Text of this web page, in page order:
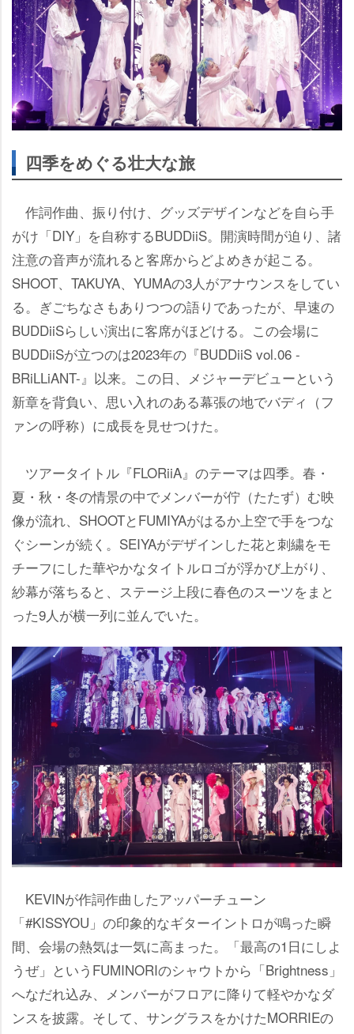
四季をめぐる壮大な旅
作詞作曲、振り付け、グッズデザインなどを自ら手
がけ「DIY」を自称するBUDDiiS。開演時間が迫り、諸
注意の音声が流れると客席からどよめきが起こる。
SHOOT、TAKUYA、YUMAの3人がアナウンスをしてい
る。ぎごちなさもありつつの語りであったが、早速の
BUDDiiSらしい演出に客席がほどける。この会場に
BUDDiiSが立つのは2023年の『BUDDiiS vol.06 -
BRiLLiANT-』以来。この日、メジャーデビューという
新章を背負い、思い入れのある幕張の地でバディ（フ
ァンの呼称）に成長を見せつけた。
ツアータイトル『FLORiiA』のテーマは四季。春・
夏・秋・冬の情景の中でメンバーが佇（たたず）む映
像が流れ、SHOOTとFUMIYAがはるか上空で手をつな
ぐシーンが続く。SEIYAがデザインした花と刺繍をモ
チーフにした華やかなタイトルロゴが浮かび上がり、
紗幕が落ちると、ステージ上段に春色のスーツをまと
った9人が横一列に並んでいた。
KEVINが作詞作曲したアッパーチューン
「#KISSYOU」の印象的なギターイントロが鳴った瞬
間、会場の熱気は一気に高まった。「最高の1日にしよ
うぜ」というFUMINORIのシャウトから「Brightness」
へなだれ込み、メンバーがフロアに降りて軽やかなダ
ンスを披露。そして、サングラスをかけたMORRIEの